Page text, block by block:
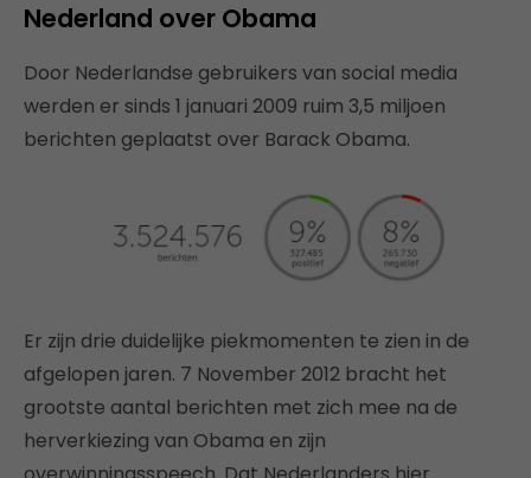
Nederland over Obama
Door Nederlandse gebruikers van social media
werden er sinds 1 januari 2009 ruim 3,5 miljoen
berichten geplaatst over Barack Obama.
Er zijn drie duidelijke piekmomenten te zien in de
afgelopen jaren. 7 November 2012 bracht het
grootste aantal berichten met zich mee na de
herverkiezing van Obama en zijn